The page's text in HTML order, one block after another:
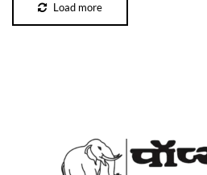
Load more